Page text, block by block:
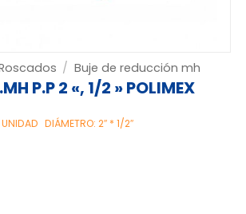
/ Buje de reducción mh
P.P 2 «, 1/2 » POLIMEX
DIÁMETRO: 2″ * 1/2″
2 ", 1/2 " POLIMEX cantidad